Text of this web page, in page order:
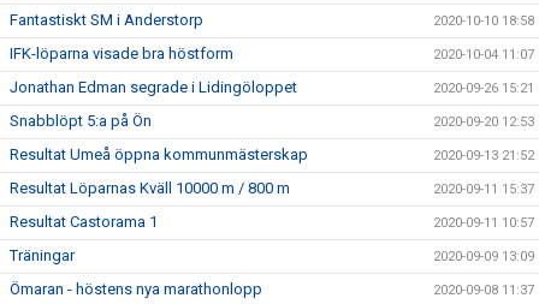
Fantastiskt SM i Anderstorp 2020-10-10 18:58
IFK-löparna visade bra höstform 2020-10-04 11:07
Jonathan Edman segrade i Lidingöloppet 2020-09-26 15:21
Snabblöpt 5:a på Ön 2020-09-20 12:53
Resultat Umeå öppna kommunmästerskap 2020-09-13 21:52
Resultat Löparnas Kväll 10000 m / 800 m 2020-09-11 15:37
Resultat Castorama 1 2020-09-11 10:57
Träningar 2020-09-09 13:09
Ömaran - höstens nya marathonlopp 2020-09-08 11:37